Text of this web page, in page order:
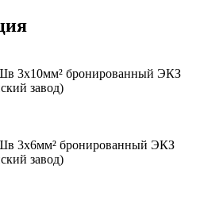
3x10мм² бронированный ЭКЗ
завод)
3x6мм² бронированный ЭКЗ
завод)